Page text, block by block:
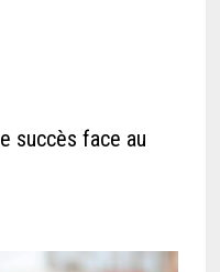
succès face au